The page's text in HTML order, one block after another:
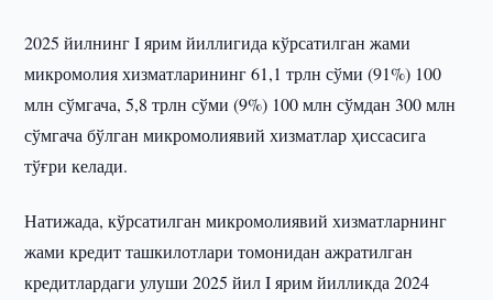
2025 йилнинг I ярим йиллигида кўрсатилган жами
микромолия хизматларининг 61,1 трлн сўми (91%) 100
млн сўмгача, 5,8 трлн сўми (9%) 100 млн сўмдан 300 млн
сўмгача бўлган микромолиявий хизматлар ҳиссасига
тўғри келади.
Натижада, кўрсатилган микромолиявий хизматларнинг
жами кредит ташкилотлари томонидан ажратилган
кредитлардаги улуши 2025 йил I ярим йилликда 2024